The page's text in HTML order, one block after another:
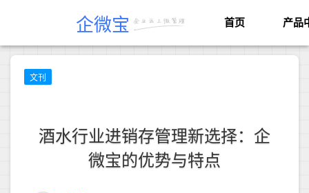
企微宝 首页 产品
文刊
酒水行业进销存管理新选择：企
微宝的优势与特点